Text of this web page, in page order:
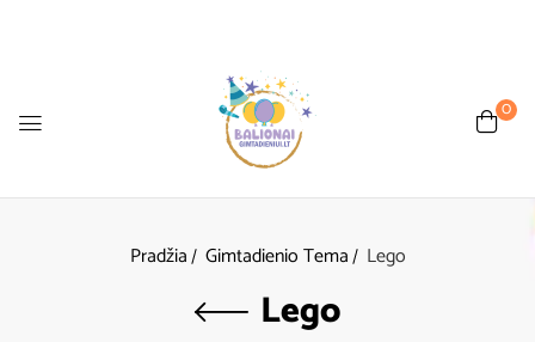
0
Pradžia Gimtadienio Tema Lego
Lego